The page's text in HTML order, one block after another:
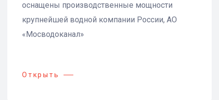
оснащены производственные мощности
крупнейшей водной компании России, АО
«Мосводоканал»
Открыть